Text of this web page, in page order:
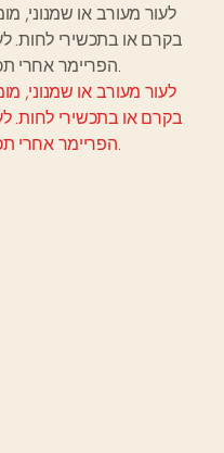
לעור מעורב או שמנוני,
בקרם או בתכשירי לחות.
הפריימר אחרי תכשיר הלחות ולפני מריחת המייק-אפ.
לעור מעורב או שמנוני,
בקרם או בתכשירי לחות.
הפריימר אחרי תכשיר הלחות ולפני מריחת המייק-אפ.